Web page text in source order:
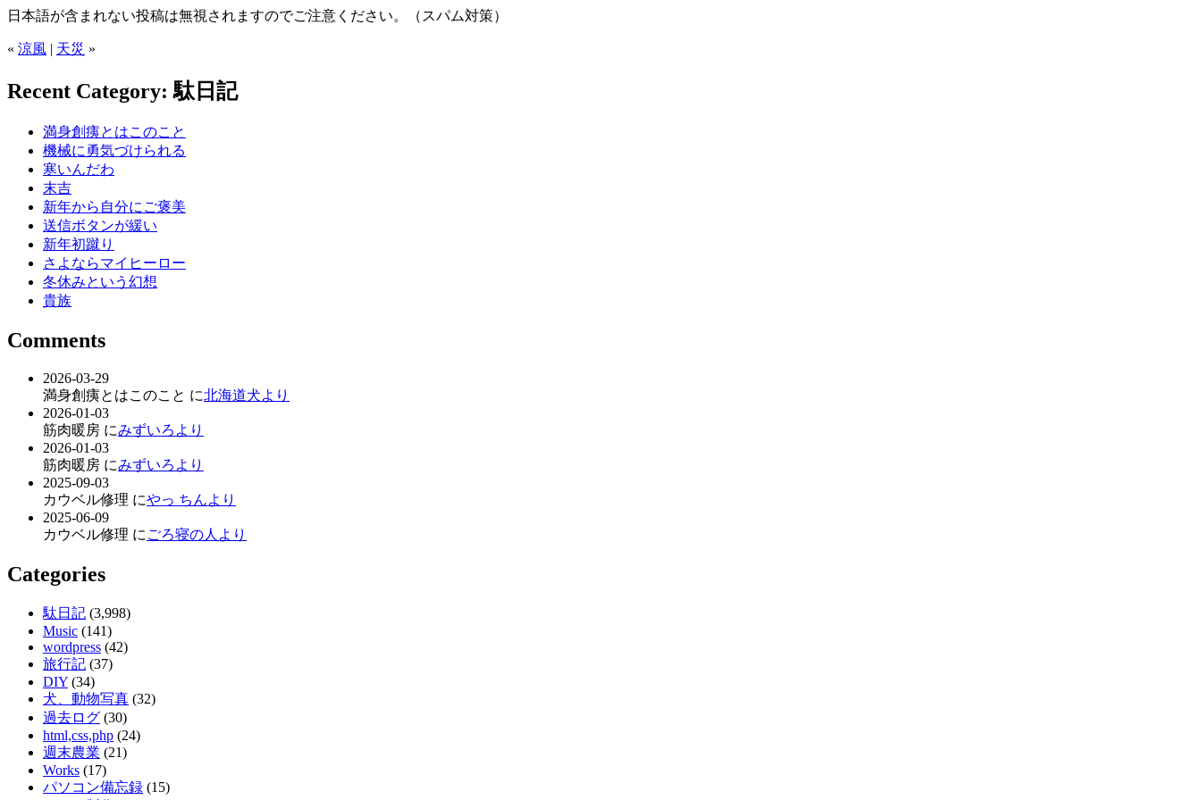
日本語が含まれない投稿は無視されますのでご注意ください。（スパム対策）
« 涼風 | 天災 »
Recent Category: 駄日記
満身創痍とはこのこと
機械に勇気づけられる
寒いんだわ
末吉
新年から自分にご褒美
送信ボタンが緩い
新年初蹴り
さよならマイヒーロー
冬休みという幻想
貴族
Comments
2026-03-29
満身創痍とはこのこと に北海道犬より
2026-01-03
筋肉暖房 にみずいろより
2026-01-03
筋肉暖房 にみずいろより
2025-09-03
カウベル修理 にやっ ちんより
2025-06-09
カウベル修理 に ごろ寝の人より
Categories
駄日記 (3,998)
Music (141)
wordpress (42)
旅行記 (37)
DIY (34)
犬、動物写真 (32)
過去ログ (30)
html,css,php (24)
週末農業 (21)
Works (17)
パソコン備忘録 (15)